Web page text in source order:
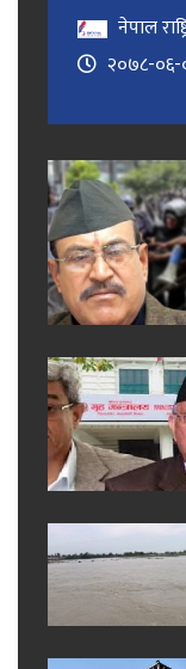
नेपाल
२०७८-